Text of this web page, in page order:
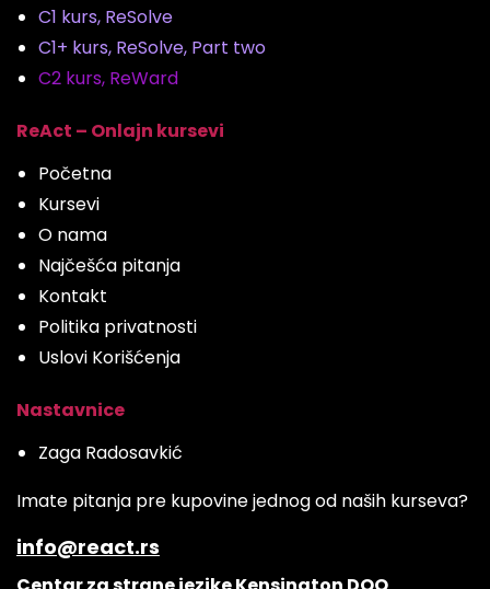
C1 kurs, ReSolve
C1+ kurs, ReSolve, Part two
C2 kurs, ReWard
ReAct – Onlajn kursevi
Početna
Kursevi
O nama
Najčešća pitanja
Kontakt
Politika privatnosti
Uslovi Korišćenja
Nastavnice
Zaga Radosavkić
Imate pitanja pre kupovine jednog od naših kurseva?
info@react.rs